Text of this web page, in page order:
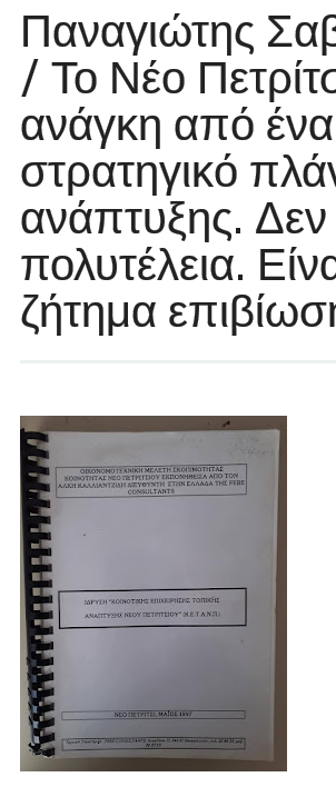
Παναγιώτης
/ Το Νέο
ανάγκη από ένα
στρατηγικό
ανάπτυξης. Δεν
πολυτέλεια.
ζήτημα